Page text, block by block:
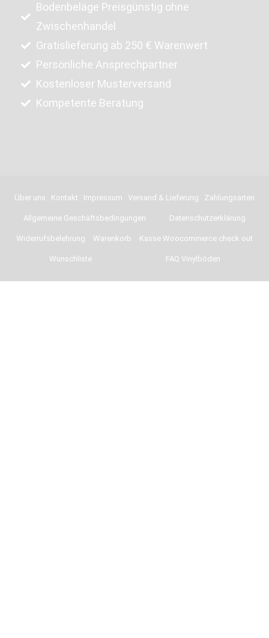
Bodenbeläge Preisgünstig ohne
Zwischenhandel
Gratislieferung ab 250 € Warenwert
Persönliche Ansprechpartner
Kostenloser Musterversand
Kompetente Beratung
Über uns Kontakt Impressum Versand & Lieferung Zahlungsarten
Allgemeine Geschäftsbedingungen Datenschutzerklärung
Widerrufsbelehrung Warenkorb Kasse Woocommerce check out
Wunschliste FAQ Vinylböden